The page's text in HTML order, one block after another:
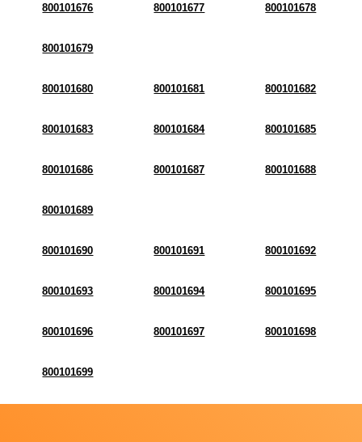
800101676 800101677 800101678
800101679
800101680 800101681 800101682
800101683 800101684 800101685
800101686 800101687 800101688
800101689
800101690 800101691 800101692
800101693 800101694 800101695
800101696 800101697 800101698
800101699